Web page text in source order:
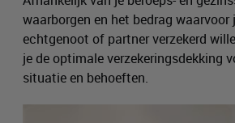
waarborgen en het bedrag waarvoor
echtgenoot of partner verzekerd
je de optimale verzekeringsdekking
situatie en behoeften.